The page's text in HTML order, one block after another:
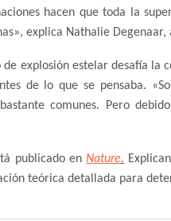
hacen que toda la
explica Nathalie
de explosión estelar desafía la
de lo que se pensaba.
comunes. Pero
publicado enNature.
teórica detallada para